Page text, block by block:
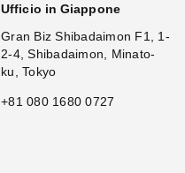
Ufficio in Giappone
Gran Biz Shibadaimon F1, 1-
2-4, Shibadaimon, Minato-
ku, Tokyo
+81 080 1680 0727